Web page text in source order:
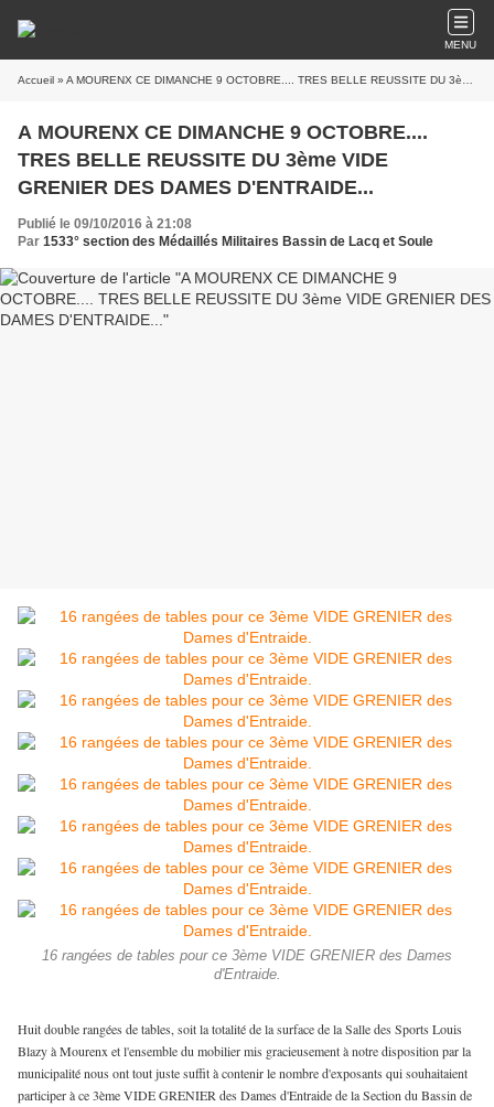
MENU
Accueil » A MOURENX CE DIMANCHE 9 OCTOBRE.... TRES BELLE REUSSITE DU 3ème VIDE GRENIER DES DAMES D'ENTRAIDE...
A MOURENX CE DIMANCHE 9 OCTOBRE....
TRES BELLE REUSSITE DU 3ème VIDE
GRENIER DES DAMES D'ENTRAIDE...
Publié le 09/10/2016 à 21:08
Par 1533° section des Médaillés Militaires Bassin de Lacq et Soule
16 rangées de tables pour ce 3ème VIDE GRENIER des Dames
d'Entraide.
Huit double rangées de tables, soit la totalité de la surface de la Salle des Sports Louis
Blazy à Mourenx et l'ensemble du mobilier mis gracieusement à notre disposition par la
municipalité nous ont tout juste suffit à contenir le nombre d'exposants qui souhaitaient
participer à ce 3ème VIDE GRENIER des Dames d'Entraide de la Section du Bassin de